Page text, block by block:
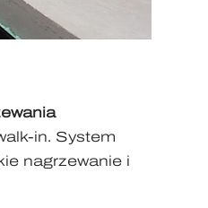
in. System
nagrzewanie i